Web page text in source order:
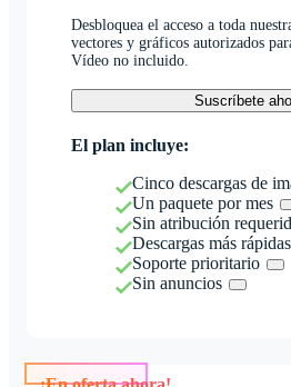
Desbloquea el acceso a toda
vectores y gráficos autorizados
Vídeo no incluido.
Suscríbete
El plan incluye:
Cinco descargas de
Un paquete por mes
Sin atribución
Descargas más rápidas
Soporte prioritario
Sin anuncios